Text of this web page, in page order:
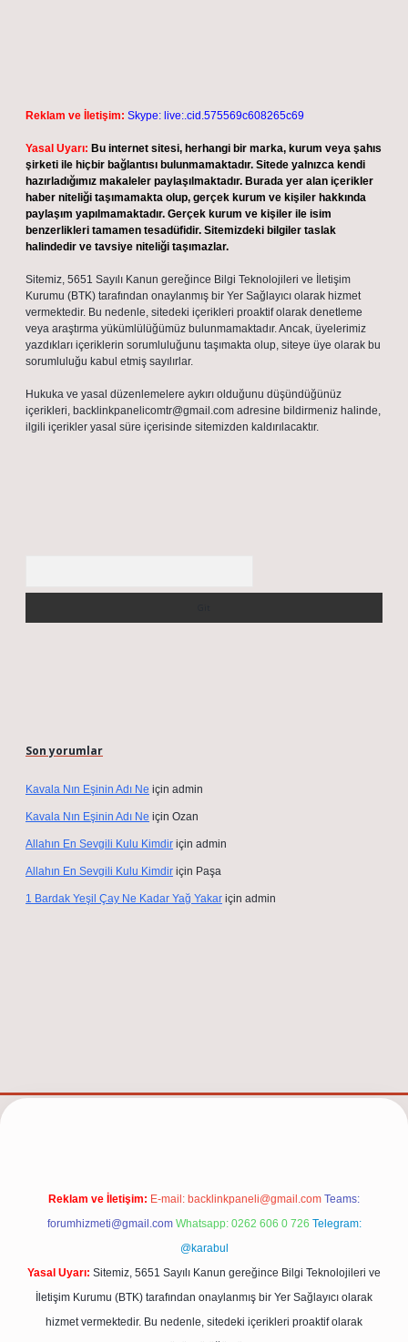
Reklam ve İletişim: Skype: live:.cid.575569c608265c69
Yasal Uyarı: Bu internet sitesi, herhangi bir marka, kurum veya şahıs
şirketi ile hiçbir bağlantısı bulunmamaktadır. Sitede yalnızca kendi
hazırladığımız makaleler paylaşılmaktadır. Burada yer alan içerikler
haber niteliği taşımamakta olup, gerçek kurum ve kişiler hakkında
paylaşım yapılmamaktadır. Gerçek kurum ve kişiler ile isim
benzerlikleri tamamen tesadüfidir. Sitemizdeki bilgiler taslak
halindedir ve tavsiye niteliği taşımazlar.
Sitemiz, 5651 Sayılı Kanun gereğince Bilgi Teknolojileri ve İletişim
Kurumu (BTK) tarafından onaylanmış bir Yer Sağlayıcı olarak hizmet
vermektedir. Bu nedenle, sitedeki içerikleri proaktif olarak denetleme
veya araştırma yükümlülüğümüz bulunmamaktadır. Ancak, üyelerimiz
yazdıkları içeriklerin sorumluluğunu taşımakta olup, siteye üye olarak bu
sorumluluğu kabul etmiş sayılırlar.
Hukuka ve yasal düzenlemelere aykırı olduğunu düşündüğünüz
içerikleri, backlinkpanelicomtr@gmail.com adresine bildirmeniz halinde,
ilgili içerikler yasal süre içerisinde sitemizden kaldırılacaktır.
Son yorumlar
Kavala Nın Eşinin Adı Ne için admin
Kavala Nın Eşinin Adı Ne için Ozan
Allahın En Sevgili Kulu Kimdir için admin
Allahın En Sevgili Kulu Kimdir için Paşa
1 Bardak Yeşil Çay Ne Kadar Yağ Yakar için admin
Reklam ve İletişim: E-mail: backlinkpaneli@gmail.com Teams:
forumhizmeti@gmail.com Whatsapp: 0262 606 0 726 Telegram:
@karabul
Yasal Uyarı: Sitemiz, 5651 Sayılı Kanun gereğince Bilgi Teknolojileri ve
İletişim Kurumu (BTK) tarafından onaylanmış bir Yer Sağlayıcı olarak
hizmet vermektedir. Bu nedenle, sitedeki içerikleri proaktif olarak